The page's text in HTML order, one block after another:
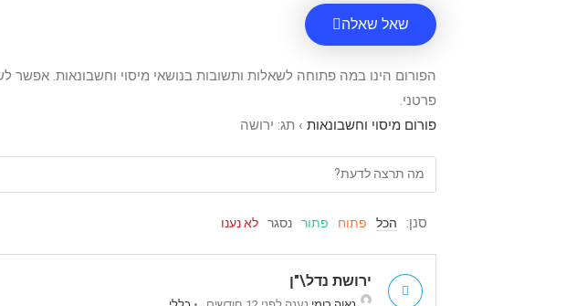
שאל שאלה
הפורום הינו במה פתוחה לשאלות ותשובות בנושאי מיסוי וחשבונאות. אפשר
פרטני.
פורום מיסוי וחשבונאות › תג: ירושה
סנן: הכל פתוח פתור נסגר לא נענו
ירושת נדל\"ן